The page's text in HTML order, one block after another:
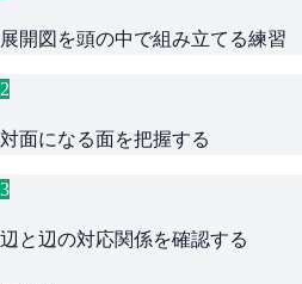
展開図を頭の中で組み立てる練習
2
対面になる面を把握する
3
辺と辺の対応関係を確認する